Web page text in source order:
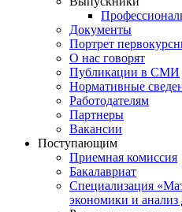
Документы
Портрет
О нас говорят
Публикации в СМИ
Нормативные
Работодателям
Партнеры
Вакансии
Поступающим
Приемная комиссия
Бакалавриат
Специализация
экономики и